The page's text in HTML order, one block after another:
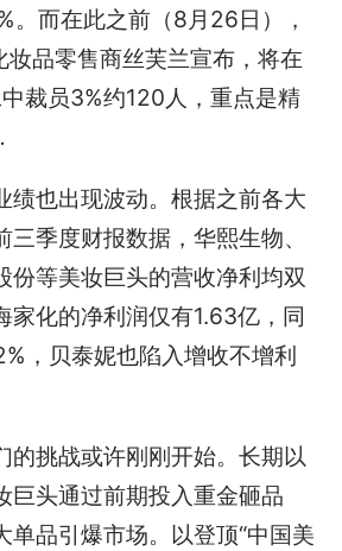
。而在此之前（8月26日），
妆品零售商丝芙兰宣布，将在
裁员3%约120人，重点是精
绩也出现波动。根据之前各大
季度财报数据，华熙生物、
份等美妆巨头的营收净利均双
家化的净利润仅有1.63亿，同
，贝泰妮也陷入增收不增利
的挑战或许刚刚开始。长期以
巨头通过前期投入重金砸品
单品引爆市场。以登顶“中国美